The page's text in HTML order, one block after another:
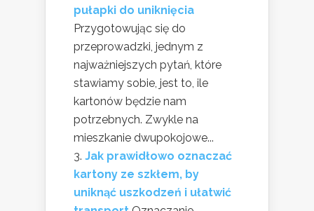
pułapki do uniknięcia
Przygotowując się do
przeprowadzki, jednym z
najważniejszych pytań, które
stawiamy sobie, jest to, ile
kartonów będzie nam
potrzebnych. Zwykle na
mieszkanie dwupokojowe...
Jak prawidłowo oznaczać
kartony ze szkłem, by
uniknąć uszkodzeń i ułatwić